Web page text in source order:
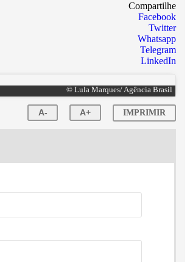
Compartilhe
Facebook
Twitter
Whatsapp
Telegram
LinkedIn
© Lula Marques/ Agência Brasil
A- A+ IMPRIMIR